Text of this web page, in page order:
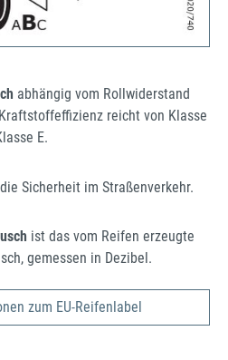
abhängig vom Rollwiderstand
reicht von Klasse
E.
Sicherheit im Straßenverkehr.
ist das vom Reifen erzeugte
gemessen in Dezibel.
zum EU-Reifenlabel